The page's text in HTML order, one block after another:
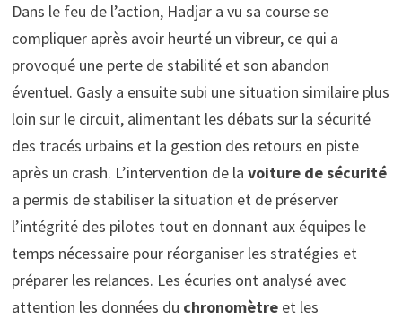
Dans le feu de l’action, Hadjar a vu sa course se
compliquer après avoir heurté un vibreur, ce qui a
provoqué une perte de stabilité et son abandon
éventuel. Gasly a ensuite subi une situation similaire plus
loin sur le circuit, alimentant les débats sur la sécurité
des tracés urbains et la gestion des retours en piste
après un crash. L’intervention de la voiture de sécurité
a permis de stabiliser la situation et de préserver
l’intégrité des pilotes tout en donnant aux équipes le
temps nécessaire pour réorganiser les stratégies et
préparer les relances. Les écuries ont analysé avec
attention les données du chronomètreet les